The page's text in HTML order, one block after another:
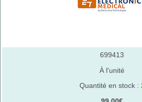
699413
À l'unité
Quantité en stock :